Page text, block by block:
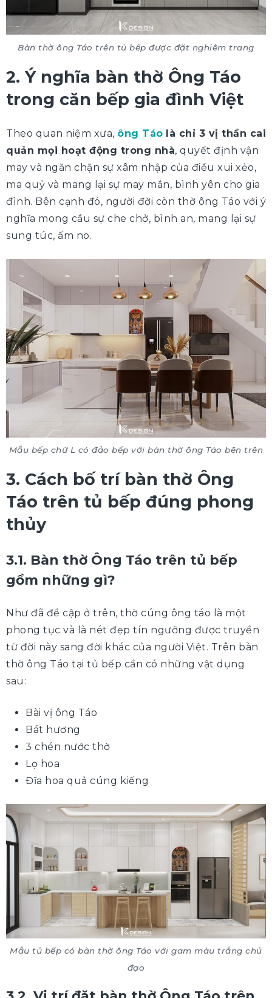
Bàn thờ ông Táo trên tủ bếp được đặt nghiêm trang
2. Ý nghĩa bàn thờ Ông Táo
trong căn bếp gia đình Việt
Theo quan niệm xưa, ông Táo là chỉ 3 vị thần cai
quản mọi hoạt động trong nhà, quyết định vận
may và ngăn chặn sự xâm nhập của điều xui xẻo,
ma quỷ và mang lại sự may mắn, bình yên cho gia
đình. Bên cạnh đó, người đời còn thờ ông Táo với ý
nghĩa mong cầu sự che chở, bình an, mang lại sự
sung túc, ấm no.
Mẫu bếp chữ L có đảo bếp với bàn thờ ông Táo bên trên
3. Cách bố trí bàn thờ Ông
Táo trên tủ bếp đúng phong
thủy
3.1. Bàn thờ Ông Táo trên tủ bếp
gồm những gì?
Như đã đề cập ở trên, thờ cúng ông táo là một
phong tục và là nét đẹp tín ngưỡng được truyền
từ đời này sang đời khác của người Việt. Trên bàn
thờ ông Táo tại tủ bếp cần có những vật dụng
sau:
Bài vị ông Táo
Bát hương
3 chén nước thờ
Lọ hoa
Đĩa hoa quả cúng kiếng
Mẫu tủ bếp có bàn thờ ông Táo với gam màu trắng chủ
đạo